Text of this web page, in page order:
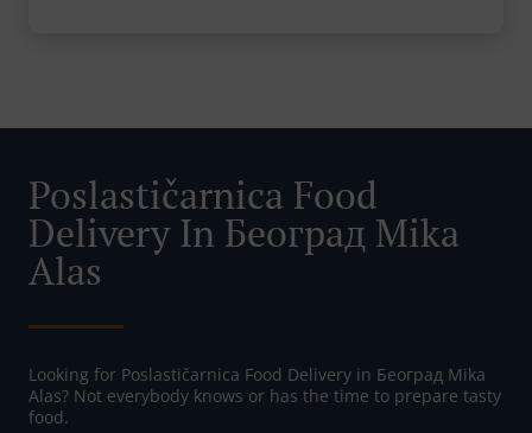
Poslastičarnica Food
Delivery In Београд Mika
Alas
Looking for Poslastičarnica Food Delivery in Београд Mika
Alas? Not everybody knows or has the time to prepare tasty
food.